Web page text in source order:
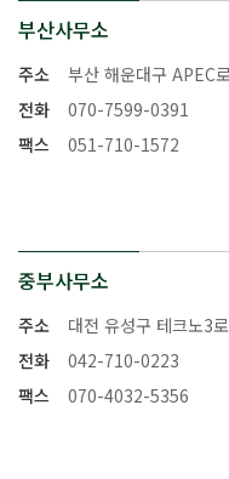
부산사무소
주소
부산 해운대구 APEC
전화
070-7599-0391
팩스
051-710-1572
중부사무소
주소
대전 유성구 테크노3
전화
042-710-0223
팩스
070-4032-5356